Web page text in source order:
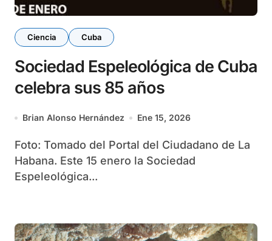
Ciencia Cuba
Sociedad Espeleológica de Cuba
celebra sus 85 años
Brian Alonso Hernández Ene 15, 2026
Foto: Tomado del Portal del Ciudadano de La
Habana. Este 15 enero la Sociedad
Espeleológica...